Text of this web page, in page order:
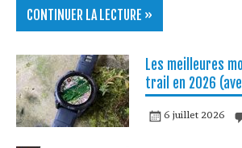
CONTINUER LA LECTURE »
Les meilleures
trail en 2026
6 juillet 2026